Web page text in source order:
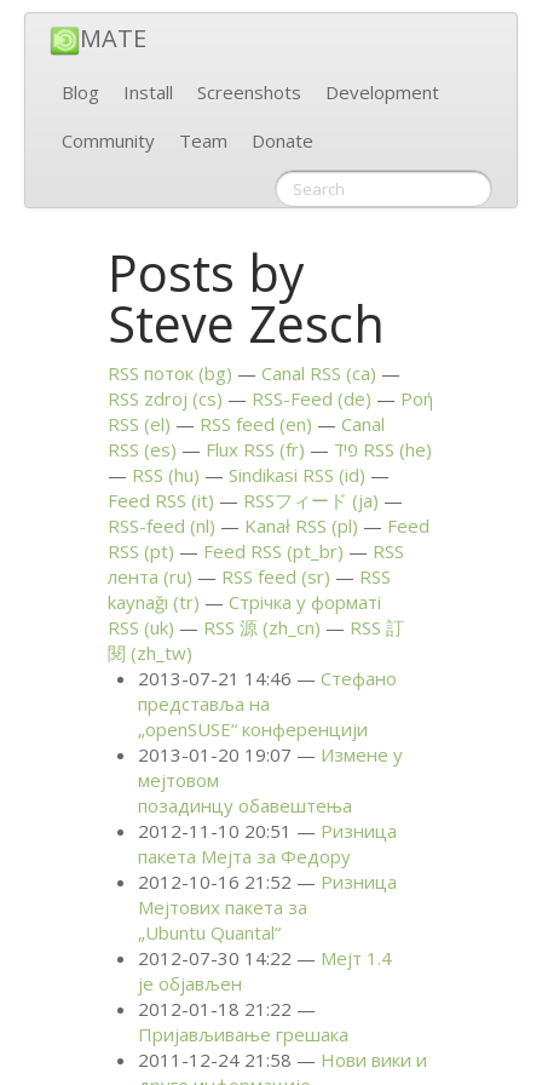
MATE
Blog Install Screenshots
Development
Community
Team Donate
Posts by
Steve Zesch
RSS поток (bg) Canal RSS (ca)
RSS zdroj (cs) RSS-Feed (de)
Ροή
RSS (el) RSS feed (en)
Canal
RSS (es) Flux RSS (fr) RSS (he)
RSS (hu) Sindikasi RSS (id)
Feed RSS (it)
RSSフィード (ja)
RSS-feed (nl) Kanał RSS (pl)
Feed
RSS (pt) Feed RSS (pt_br)
RSS
лента (ru)
RSS feed (sr)
RSS
kaynağı (tr)
Стрічка у форматі
RSS (uk) RSS 源 (zh_cn) RSS 訂
閱 (zh_tw)
2013-07-21 14:46
Стефано
представља на
„openSUSE“ конференцији
2013-01-20 19:07
Измене у
мејтовом
позадинцу обавештења
2012-11-10 20:51
Ризница
пакета Мејта за Федору
2012-10-16 21:52
Ризница
Мејтових пакета за
„Ubuntu Quantal“
2012-07-30 14:22
Мејт 1.4
је објављен
2012-01-18 21:22
Пријављивање грешака
2011-12-24 21:58
Нови вики и